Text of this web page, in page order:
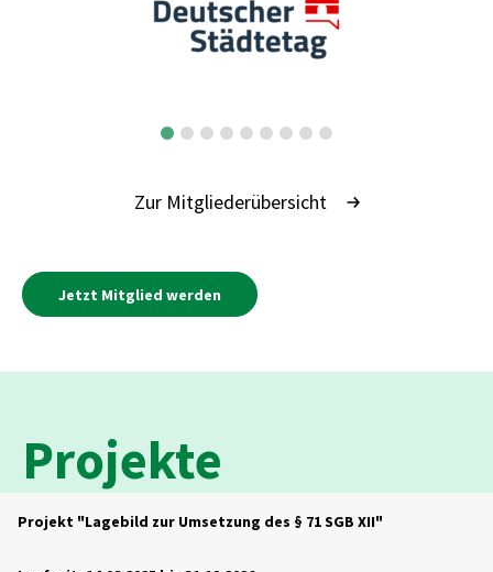
Zur Mitgliederübersicht
Jetzt Mitglied werden
Projekte
Projekt "Lagebild zur Umsetzung des § 71 SGB XII"